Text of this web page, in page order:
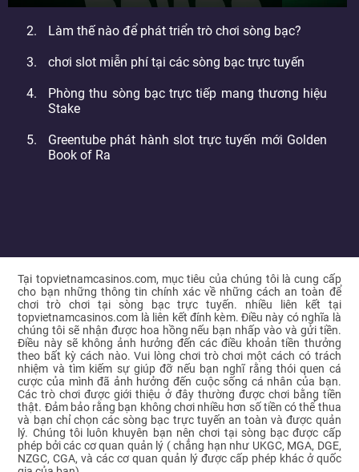
Làm thế nào để phát triển trò chơi sòng bạc?
chơi slot miễn phí tại các sòng bạc trực tuyến
Phòng thu sòng bạc trực tiếp mang thương hiệu
Stake
Greentube phát hành slot trực tuyến mới Golden
Book of Ra
Tại topvietnamcasinos.com, mục tiêu của chúng tôi là cung cấp
cho bạn những thông tin chính xác về những cách an toàn để
chơi trò chơi tại sòng bạc trực tuyến. nhiều liên kết tại
topvietnamcasinos.com là liên kết đính kèm. Điều này có nghĩa là
chúng tôi sẽ nhận được hoa hồng nếu bạn nhấp vào và gửi tiền.
Điều này sẽ không ảnh hưởng đến các điều khoản tiền thưởng
theo bất kỳ cách nào. Vui lòng chơi trò chơi một cách có trách
nhiệm và tìm kiếm sự giúp đỡ nếu bạn nghĩ rằng thói quen cá
cược của mình đã ảnh hưởng đến cuộc sống cá nhân của bạn.
Các trò chơi được giới thiệu ở đây thường được chơi bằng tiền
thật. Đảm bảo rằng bạn không chơi nhiều hơn số tiền có thể thua
và bạn chỉ chọn các sòng bạc trực tuyến an toàn và được quản
lý. Chúng tôi luôn khuyên bạn nên chơi tại sòng bạc được cấp
phép bởi các cơ quan quản lý ( chẳng hạn như UKGC, MGA, DGE,
NZGC, CGA, và các cơ quan quản lý được cấp phép khác ở quốc